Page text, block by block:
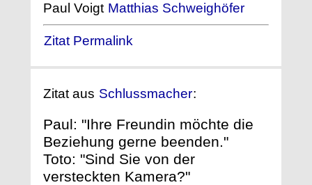
Paul Voigt Matthias Schweighöfer
Zitat Permalink
Zitat aus Schlussmacher:
Paul: "Ihre Freundin möchte die
Beziehung gerne beenden."
Toto: "Sind Sie von der
versteckten Kamera?"